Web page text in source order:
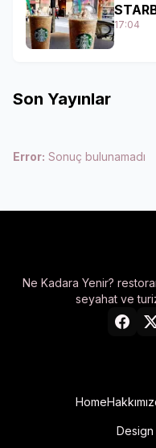
17:04
Son Yayınlar
Error: Sonuç bulunamadı
Ne Kadara Yenir?
seyahat ve
Home